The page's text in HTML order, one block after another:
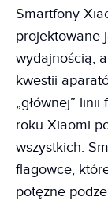
Smartfony
projektowane
wydajnością,
kwestii
„głównej”
roku Xiaomi
wszystkich.
flagowce,
potężne